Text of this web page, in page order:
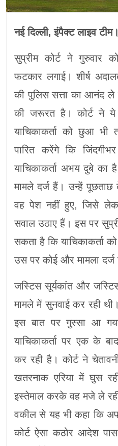
नई दिल्ली, इंपैक्ट लाइव टीम।
सुप्रीम कोर्ट ने गुरुवार
फटकार लगाई। शीर्ष
की पुलिस सत्ता का आनंद
की जरूरत है। कोर्ट ने ये
याचिकाकर्ता को छुआ
पारित करेंगे कि
याचिकाकर्ता अभय दुबे
मामले दर्ज हैं। उन्हें
वह पेश नहीं हुए, जिसे
सवाल उठाए हैं। इस पर
सकता है कि याचिकाकर्ता
उस पर कोई और मामला दर्ज
जस्टिस सूर्यकांत और
मामले में सुनवाई कर रही
इस बात पर गुस्सा आ
याचिकाकर्ता पर एक के
कर रही है। कोर्ट ने
खतरनाक एरिया में घुस
इस्तेमाल करके वह मजे ले
वकील से यह भी कहा कि
कोर्ट ऐसा कठोर आदेश